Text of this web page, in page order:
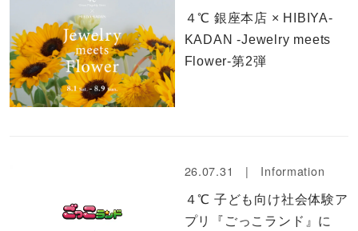
コレクション
レディース
リングサイズ
¥0 ¥400,000
４℃ 銀座本店 × HIBIYA-
KADAN -Jewelry meets
Flower-第2弾
26.07.31 | Information
４℃ 子ども向け社会体験ア
プリ『ごっこランド』に